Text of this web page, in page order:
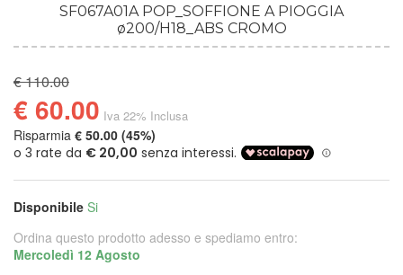
SF067A01A POP_SOFFIONE A PIOGGIA
ø200/H18_ABS CROMO
€ 110.00
€ 60.00 Iva 22% Inclusa
Risparmia € 50.00 (45%)
Disponibile Si
Ordina questo prodotto adesso e spediamo entro:
Mercoledì 12 Agosto